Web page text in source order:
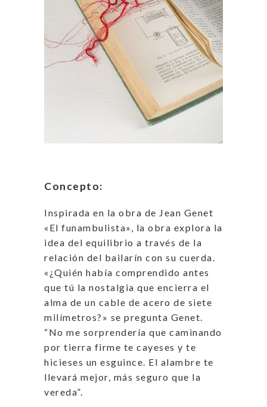
Concepto:
Inspirada en la obra de Jean Genet
«El funambulista», la obra explora la
idea del equilibrio a través de la
relación del bailarín con su cuerda.
«¿Quién había comprendido antes
que tú la nostalgia que encierra el
alma de un cable de acero de siete
milímetros?» se pregunta Genet.
“No me sorprendería que caminando
por tierra firme te cayeses y te
hicieses un esguince. El alambre te
llevará mejor, más seguro que la
vereda”.